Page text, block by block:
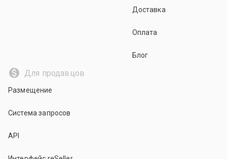
Доставка
Оплата
Блог
Для продавцов
Размещение
Система запросов
API